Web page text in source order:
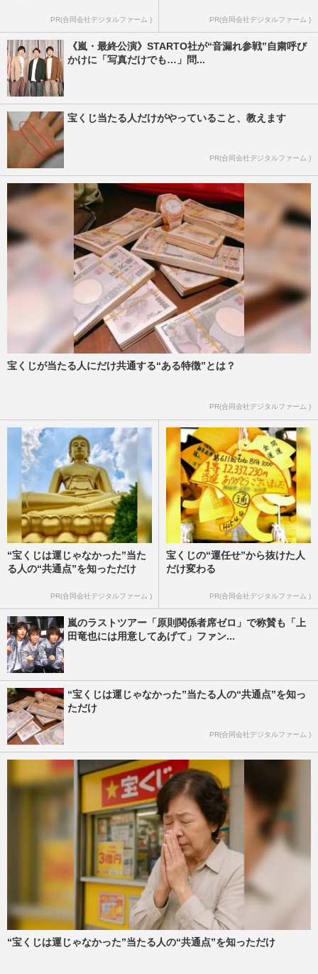
PR(合同会社デジタルファーム ) PR(合同会社デジタルファーム )
《嵐・最終公演》STARTO社が“音漏れ参戦”自粛呼び
かけに「写真だけでも…」問...
宝くじ当たる人だけがやっていること、教えます
PR(合同会社デジタルファーム )
宝くじが当たる人にだけ共通する“ある特徴”とは？
PR(合同会社デジタルファーム )
“宝くじは運じゃなかった”当た
る人の“共通点”を知っただけ
PR(合同会社デジタルファーム )
宝くじの“運任せ”から抜けた人
だけ変わる
PR(合同会社デジタルファーム )
嵐のラストツアー「原則関係者席ゼロ」で称賛も「上
田竜也には用意してあげて」ファン...
“宝くじは運じゃなかった”当たる人の“共通点”を知っ
ただけ
PR(合同会社デジタルファーム )
“宝くじは運じゃなかった”当たる人の“共通点”を知っただけ